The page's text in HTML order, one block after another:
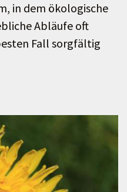
in dem ökologische
Abläufe oft
Fall sorgfältig